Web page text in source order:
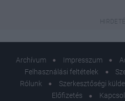
Archívum Impresszum
Felhasználási feltételek
Rólunk
Szerkesztőségi
Előfizetés